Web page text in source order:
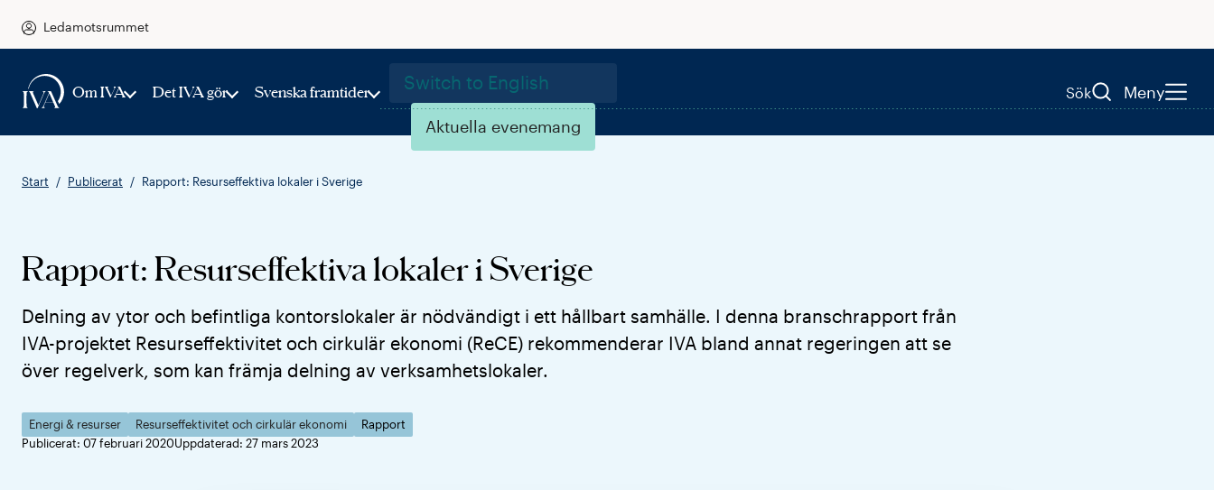
Ledamotsrummet
Om IVA Det IVA gör Svenska framtider Switch to English
Aktuella evenemang
Sök Meny
Start Publicerat Rapport: Resurseffektiva lokaler i Sverige
Rapport: Resurseffektiva lokaler i Sverige
Delning av ytor och befintliga kontorslokaler är nödvändigt i ett hållbart samhälle. I denna branschrapport från
IVA-projektet Resurseffektivitet och cirkulär ekonomi (ReCE) rekommenderar IVA bland annat regeringen att se
över regelverk, som kan främja delning av verksamhetslokaler.
Energi & resurser Resurseffektivitet och cirkulär ekonomi
Rapport
Publicerat: 07 februari 2020Uppdaterad: 27 mars 2023